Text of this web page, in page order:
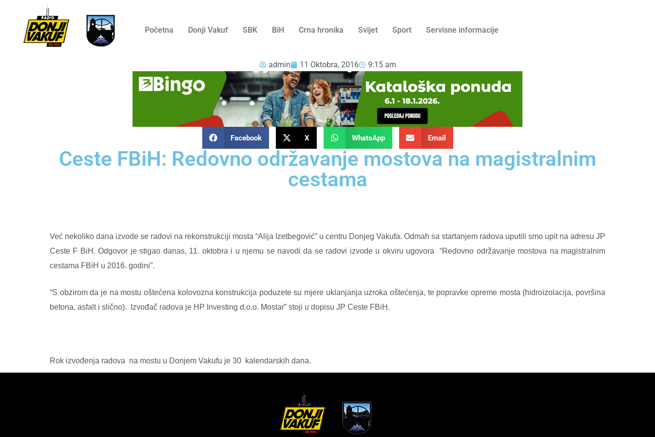
Početna Donji Vakuf SBK BiH Crna hronika Svijet Sport Servisne informacije
admin 11 Oktobra, 2016 9:15 am
Facebook X WhatsApp Email
Ceste FBiH: Redovno održavanje mostova na magistralnim
cestama
Već nekoliko dana izvode se radovi na rekonstrukciji mosta “Alija Izetbegović” u centru Donjeg Vakufa. Odmah sa startanjem radova uputili smo upit na adresu JP
Ceste F BiH. Odgovor je stigao danas, 11. oktobra i u njemu se navodi da se radovi izvode u okviru ugovora
“Redovno održavanje mostova na magistralnim
cestama FBiH u 2016. godini”.
“S obzirom da je na mostu oštećena kolovozna konstrukcija poduzete su mjere uklanjanja uzroka oštećenja, te popravke opreme mosta (hidroizolacija, površina
betona, asfalt i slično).
Izvođač radova je HP Investing d.o.o. Mostar” stoji u dopisu JP Ceste FBiH.
Rok izvođenja radova na mostu u Donjem Vakufu je 30 kalendarskih dana.